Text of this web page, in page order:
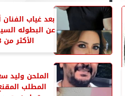
بعد غياب
عن البطوله
الأكثر من 13...
الملحن وليد
المطلب